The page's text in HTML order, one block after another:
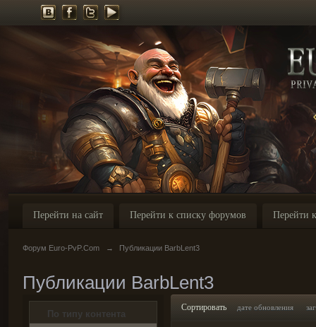
Перейти на сайт Перейти к списку форумов Перейти
Форум Euro-PvP.Com → Публикации BarbLent3
Публикации BarbLent3
По типу контента
Сортировать дате обновления